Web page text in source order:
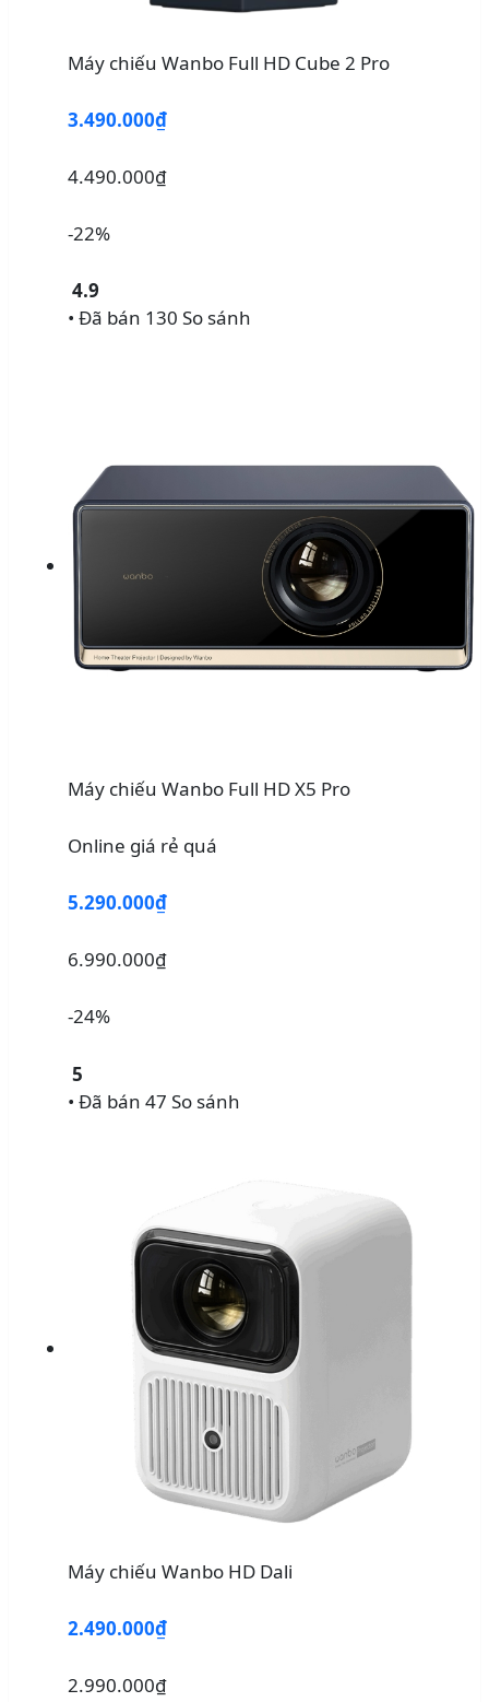
Máy chiếu Wanbo Full HD Cube 2 Pro
3.490.000₫
4.490.000₫
-22%
4.9
• Đã bán 130 So sánh
Máy chiếu Wanbo Full HD X5 Pro
Online giá rẻ quá
5.290.000₫
6.990.000₫
-24%
5
• Đã bán 47 So sánh
Máy chiếu Wanbo HD Dali
2.490.000₫
2.990.000₫